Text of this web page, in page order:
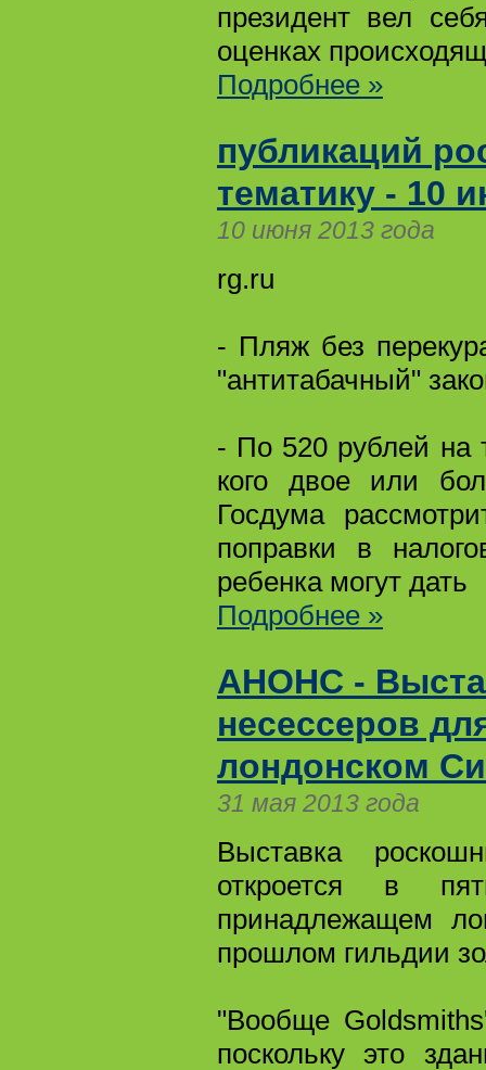
президент вел
оценках
Подробнее »
публикаций
тематику - 10
10 июня 2013 года
rg.ru
- Пляж без
"антитабачный"
- По 520 рублей на
кого двое или
Госдума
поправки в
ребенка могут дать
Подробнее »
АНОНС -
несессеров
лондонском
31 мая 2013 года
Выставка
откроется в
принадлежащем
прошлом гильдии
"Вообще
поскольку это